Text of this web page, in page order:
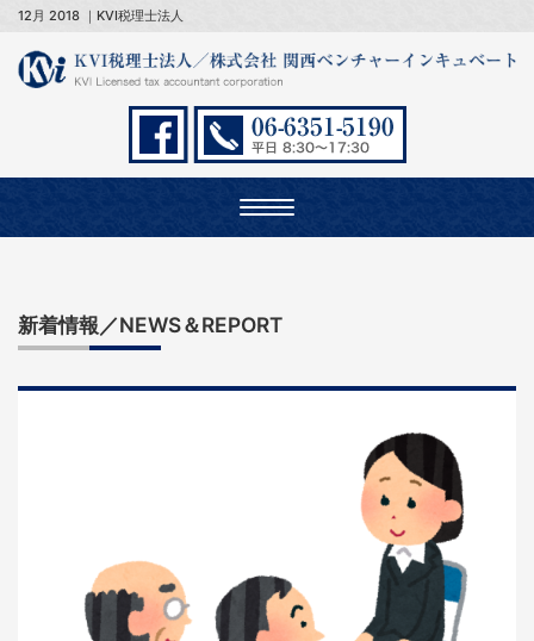
12月 2018 ｜KVI税理士法人
Toggle
navigation
新着情報／NEWS＆REPORT